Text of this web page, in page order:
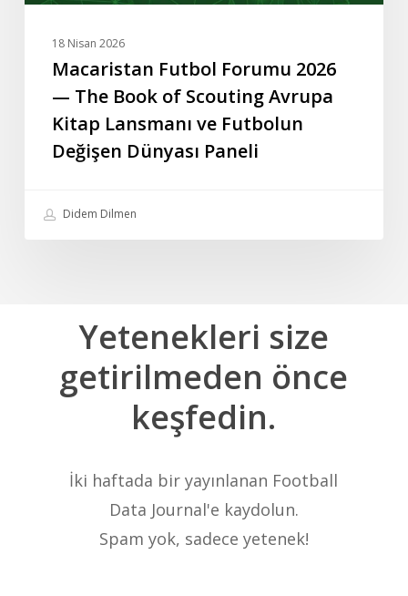
Kitap
Futbolun
Değişen
Dünyası
Paneli
18 Nisan 2026
Macaristan Futbol Forumu 2026
— The Book of Scouting Avrupa
Kitap Lansmanı ve Futbolun
Değişen Dünyası Paneli
Didem Dilmen
Yetenekleri size
getirilmeden önce
keşfedin.
İki haftada bir yayınlanan Football
Data Journal'e kaydolun.
Spam yok, sadece yetenek!